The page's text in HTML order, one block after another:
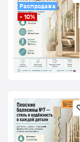
Распродажа
- 10%